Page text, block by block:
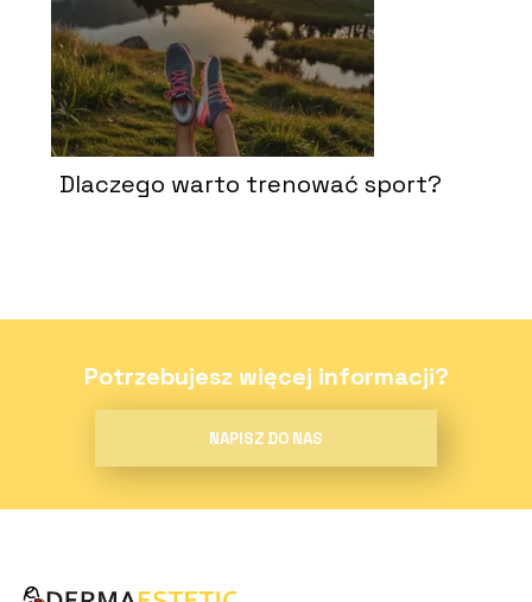
Dlaczego warto trenować sport?
Potrzebujesz więcej informacji?
NAPISZ DO NAS